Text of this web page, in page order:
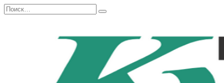
Перейти
к
Search
for: